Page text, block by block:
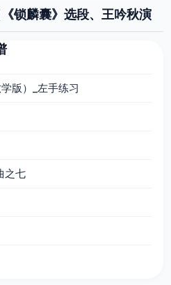
锁麟囊》选段、王吟秋演
版）_左手练习
之七